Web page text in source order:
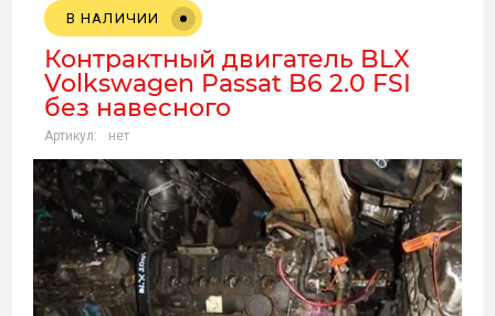
В НАЛИЧИИ
Контрактный двигатель BLX
Volkswagen Passat B6 2.0 FSI
без навесного
Артикул: нет